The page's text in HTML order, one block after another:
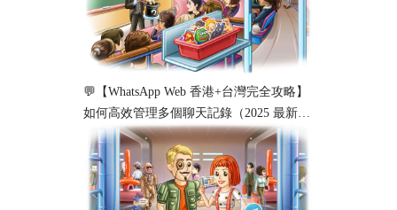
💬【WhatsApp Web 香港+台灣完全攻略】
如何高效管理多個聊天記錄（2025 最新教
學）